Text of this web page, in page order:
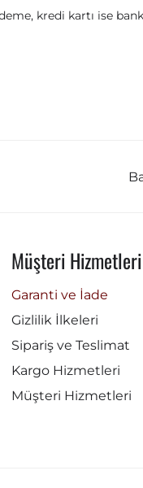
kredi kartı ise
Müşteri Hizmetleri
Garanti ve İade
Gizlilik İlkeleri
Sipariş ve Teslimat
Kargo Hizmetleri
Müşteri Hizmetleri